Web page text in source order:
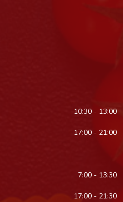
10:30 - 13:00
17:00 - 21:00
7:00 - 13:30
17:00 - 21:30